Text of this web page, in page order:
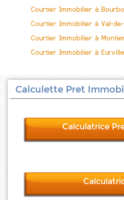
Courtier Immobilier à
Courtier Immobilier à Val-
Courtier Immobilier à
Courtier Immobilier à
Calculette Pret
Calculatrice